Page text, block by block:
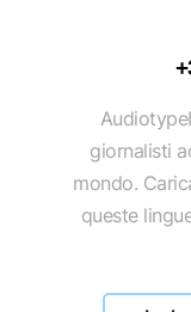
giornalisti
mondo.
queste